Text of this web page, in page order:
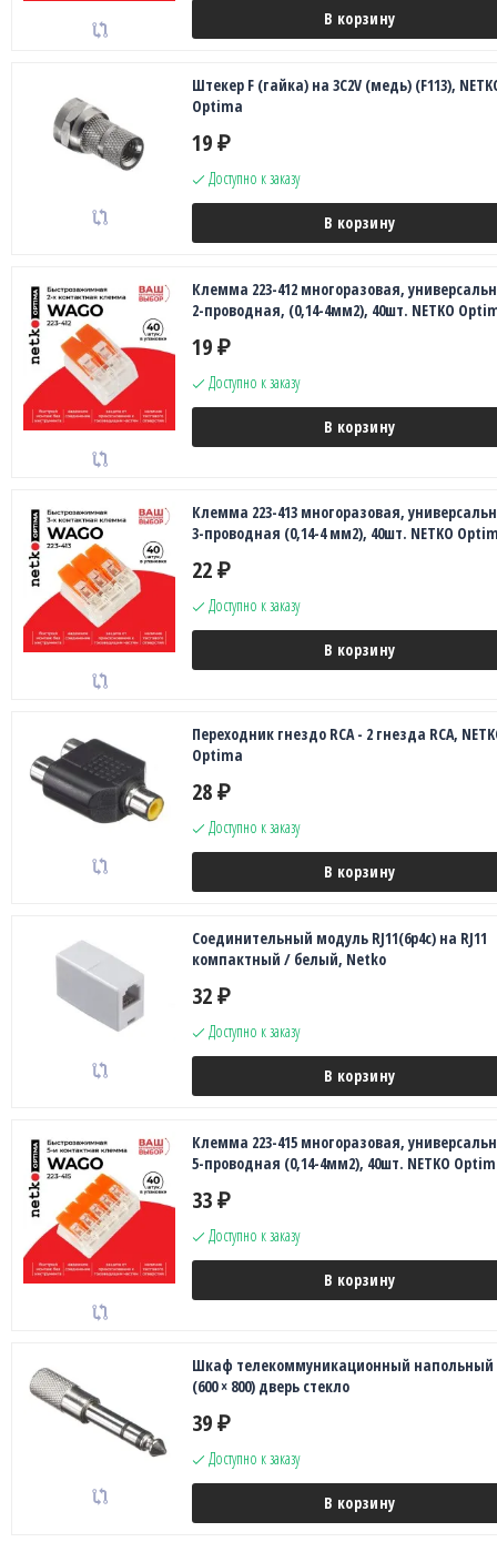
В корзину
Штекер F (гайка) на 3С2V (медь) (F113),
Optima
19 ₽
Доступно к заказу
В корзину
Клемма 223-412 многоразовая,
2-проводная, (0,14-4мм2), 40шт. NETKO
19 ₽
Доступно к заказу
В корзину
Клемма 223-413 многоразовая,
3-проводная (0,14-4 мм2), 40шт. NETKO
22 ₽
Доступно к заказу
В корзину
Переходник гнездо RCA - 2 гнезда RCA,
Optima
28 ₽
Доступно к заказу
В корзину
Соединительный модуль RJ11(6p4c) на RJ11
компактный / белый, Netko
32 ₽
Доступно к заказу
В корзину
Клемма 223-415 многоразовая,
5-проводная (0,14-4мм2), 40шт. NETKO
33 ₽
Доступно к заказу
В корзину
Шкаф телекоммуникационный напольный
(600 × 800) дверь стекло
39 ₽
Доступно к заказу
В корзину